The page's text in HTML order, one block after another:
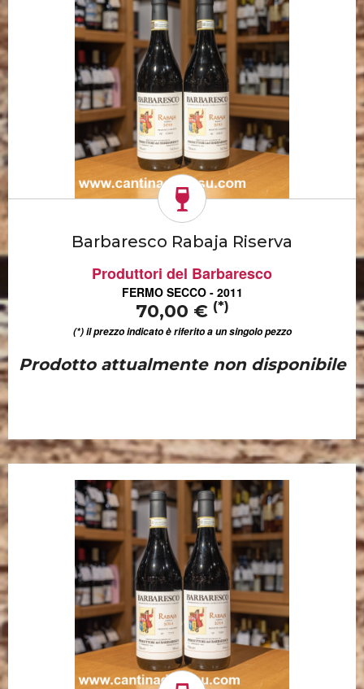
Barbaresco Rabaja Riserva
Produttori del Barbaresco
FERMO SECCO - 2011
70,00 € (*)
(*) il prezzo indicato è riferito a un singolo pezzo
Prodotto attualmente non disponibile